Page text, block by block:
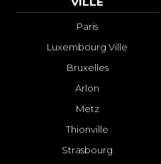
Paris
Luxembourg Ville
Bruxelles
Arlon
Metz
Thionville
Strasbourg